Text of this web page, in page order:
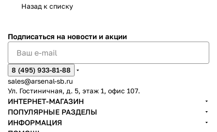
Назад к списку
Подписаться на новости и акции
8 (495) 933-81-88
sales@arsenal-sb.ru
Ул. Гостиничная, д. 5, этаж 1, офис 107.
ИНТЕРНЕТ-МАГАЗИН
ПОПУЛЯРНЫЕ РАЗДЕЛЫ
ИНФОРМАЦИЯ